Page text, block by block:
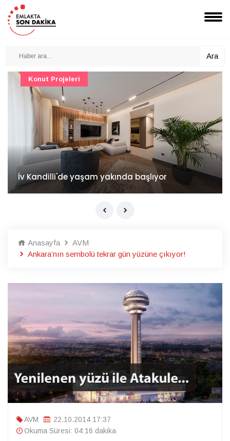
Ara
İv Kandilli'de yaşam yakında başlıyor
Konut Projeleri
Anasayfa
AVM
Ankara’nın sembolü tekrar gün yüzüne çıkıyor!
AVM
22.10.2014 17:37
Okuma Süresi: 04:16 dakika